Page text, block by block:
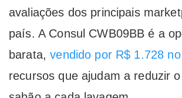
avaliações dos principais
país. A Consul CWB09BB é a
barata,vendido por R$ 1.728
recursos que ajudam a reduzir